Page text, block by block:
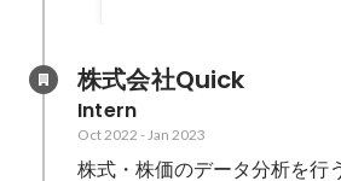
化・評価方法と多地点比較分
の応用" "A Forest-fire Damage
Estimation and Visualization
Method for Time-series
株式会社Quick
Intern
Oct 2022 -Jan 2023
株式・株価のデータ分析を行